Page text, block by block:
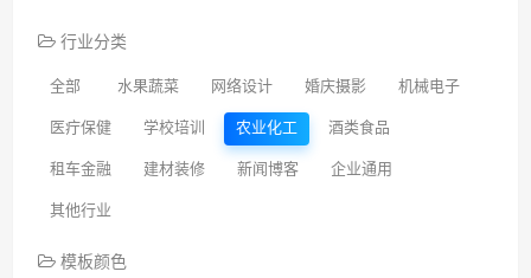
行业分类
全部 水果蔬菜 网络设计 婚庆摄影 机械电子
医疔保健 学校培训 农业化工 酒类食品
租车金融 建材装修 新闻博客 企业通用
其他行业
模板颜色